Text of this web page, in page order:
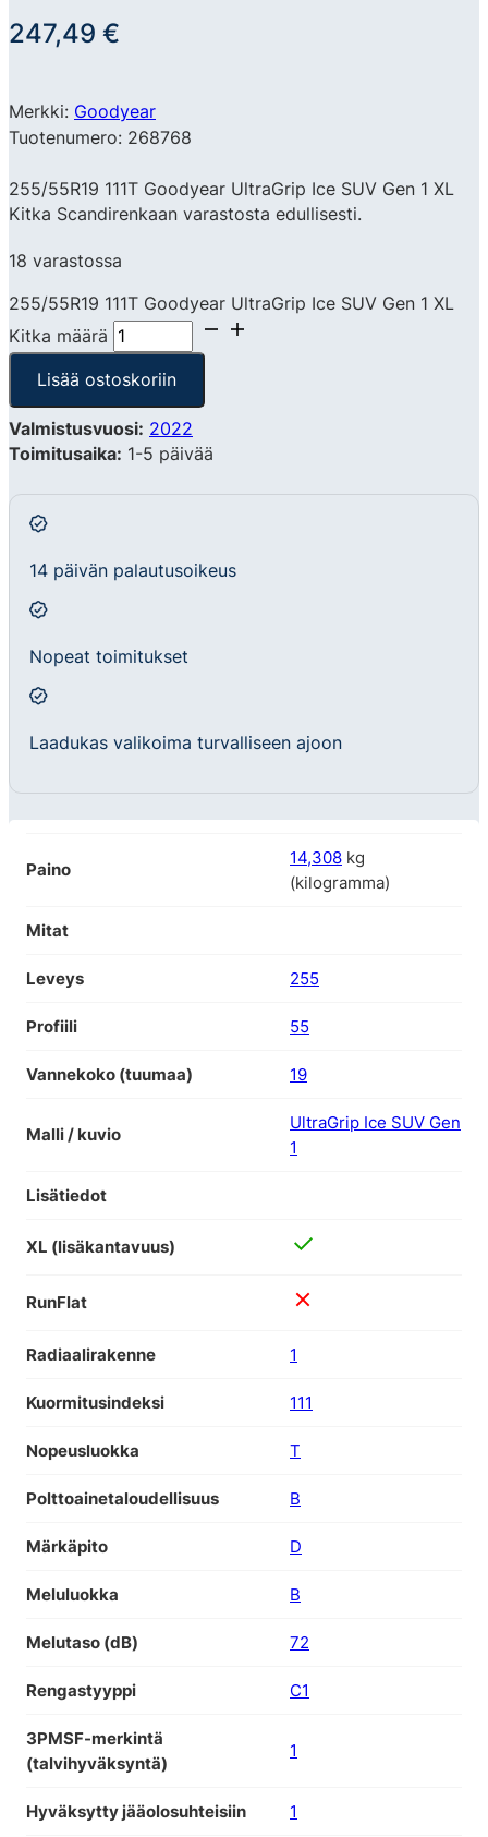
247,49 €
Merkki: Goodyear
Tuotenumero: 268768
255/55R19 111T Goodyear UltraGrip Ice SUV Gen 1 XL
Kitka Scandirenkaan varastosta edullisesti.
18 varastossa
255/55R19 111T Goodyear UltraGrip Ice SUV Gen 1 XL
Kitka määrä
Lisää ostoskoriin
Valmistusvuosi: 2022
Toimitusaika: 1-5 päivää
14 päivän palautusoikeus
Nopeat toimitukset
Laadukas valikoima turvalliseen ajoon
Paino
14,308 kg
(kilogramma)
Mitat
Leveys 255
Profiili 55
Vannekoko (tuumaa) 19
Malli / kuvio
UltraGrip Ice SUV Gen
1
Lisätiedot
XL (lisäkantavuus)
RunFlat
Radiaalirakenne 1
Kuormitusindeksi 111
Nopeusluokka T
Polttoainetaloudellisuus B
Märkäpito D
Meluluokka B
Melutaso (dB) 72
Rengastyyppi C1
3PMSF-merkintä
(talvihyväksyntä)
1
Hyväksytty jääolosuhteisiin 1